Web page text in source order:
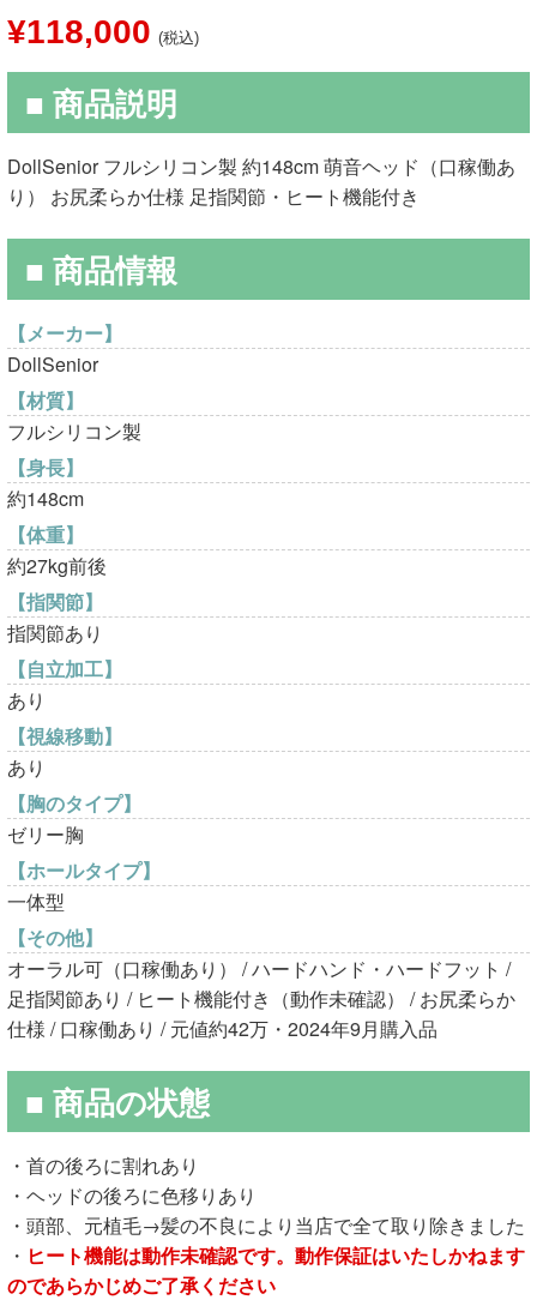
元
の
価
格
は
¥210,000
で
し
た。
¥118,000現
在
の
価
格
は
¥118,000
(税込)
■ 商品説明
DollSenior フルシリコン製 約148cm 萌音ヘッド（口稼働あ
り） お尻柔らか仕様 足指関節・ヒート機能付き
■ 商品情報
【メーカー】
DollSenior
【材質】
フルシリコン製
【身長】
約148cm
【体重】
約27kg前後
【指関節】
指関節あり
【自立加工】
あり
【視線移動】
あり
【胸のタイプ】
ゼリー胸
【ホールタイプ】
一体型
【その他】
オーラル可（口稼働あり） / ハードハンド・ハードフット /
足指関節あり / ヒート機能付き（動作未確認） / お尻柔らか
仕様 / 口稼働あり / 元値約42万・2024年9月購入品
■ 商品の状態
・首の後ろに割れあり
・ヘッドの後ろに色移りあり
・頭部、元植毛→髪の不良により当店で全て取り除きました
・ ヒート機能は動作未確認です。動作保証はいたしかねます
のであらかじめご了承ください